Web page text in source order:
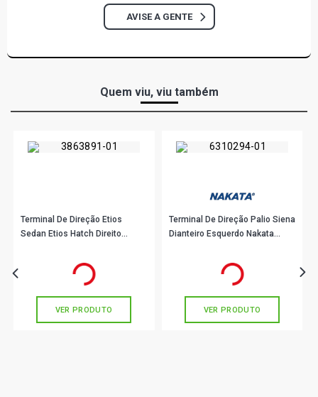
AVISE A GENTE
Quem viu, viu também
Terminal De Direção Etios
Sedan Etios Hatch Direito
em até 2x de
VER PRODUTO
Terminal De Direção Palio Siena
Dianteiro Esquerdo Nakata
em até 1x de
VER PRODUTO